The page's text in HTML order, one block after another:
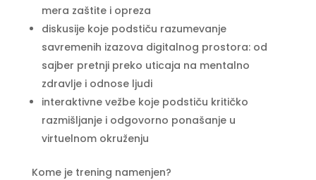
mera zaštite i opreza
diskusije koje podstiču razumevanje
savremenih izazova digitalnog prostora: od
sajber pretnji preko uticaja na mentalno
zdravlje i odnose ljudi
interaktivne vežbe koje podstiču kritičko
razmišljanje i odgovorno ponašanje u
virtuelnom okruženju
Kome je trening namenjen?